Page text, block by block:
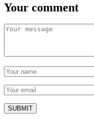
Your comment